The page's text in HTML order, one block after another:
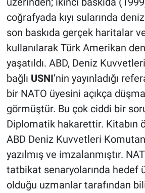
coğrafyada kıyı sularında
son baskıda gerçek haritalar
kullanılarak Türk Amerikan
yaşatıldı. ABD, Deniz
bağlı USNI’nin yayınladığı
bir NATO üyesini açıkça
görmüştür. Bu çok ciddi bir
Diplomatik hakarettir. Kitabın
ABD Deniz Kuvvetleri
yazılmış ve imzalanmıştır.
tatbikat senaryolarında hedef
olduğu uzmanlar tarafından